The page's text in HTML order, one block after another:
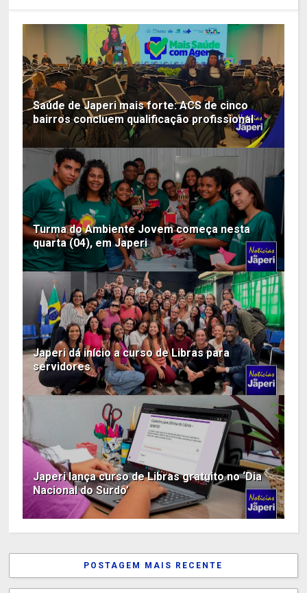
Saúde de Japeri mais forte: ACS de cinco
bairros concluem qualificação profissional
Turma do Ambiente Jovem começa nesta
quarta (04), em Japeri
Japeri dá início a curso de Libras para
servidores
Japeri lança curso de Libras gratuito no ‘Dia
Nacional do Surdo’
POSTAGEM MAIS RECENTE